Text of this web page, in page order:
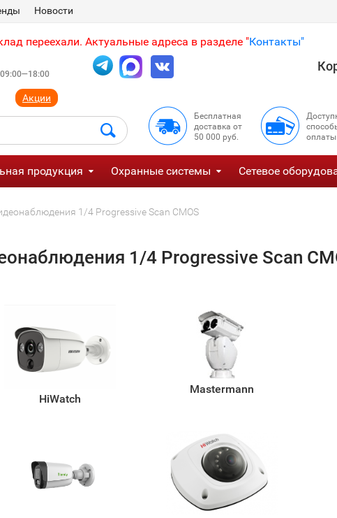
Новости
переехали. Актуальные адреса в разделе "Контакты"
Акции
Бесплатная
доставка от
50 000 руб.
оплаты
продукция Охранные системы Сетевое
1/4 Progressive Scan CMOS
1/4 Progressive Scan
HiWatch
Mastermann